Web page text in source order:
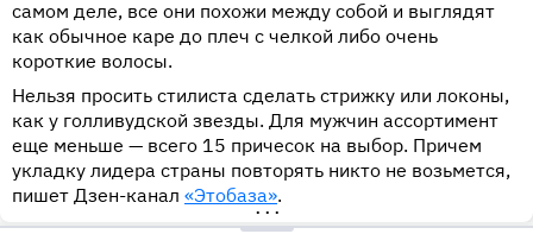
самом деле, все они похожи между собой и выглядят
как обычное каре до плеч с челкой либо очень
короткие волосы.
Нельзя просить стилиста сделать стрижку или локоны,
как у голливудской звезды. Для мужчин ассортимент
еще меньше — всего 15 причесок на выбор. Причем
укладку лидера страны повторять никто не возьмется,
пишет Дзен-канал «Этобаза».
•••